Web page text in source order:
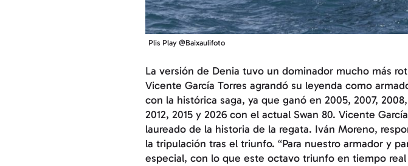
Plis Play @Baixaulifoto
La versión de Denia tuvo un dominador mucho más
Vicente García Torres agrandó su leyenda como
con la histórica saga, ya que ganó en 2005, 2007,
2012, 2015 y 2026 con el actual Swan 80. Vicente
laureado de la historia de la regata. Iván Moreno,
la tripulación tras el triunfo. “Para nuestro armador y
especial, con lo que este octavo triunfo en tiempo